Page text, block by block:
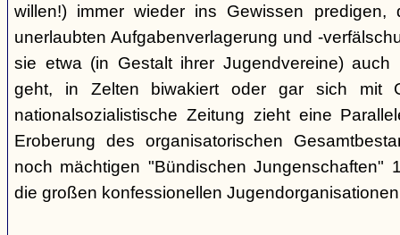
willen!) immer wieder ins Gewissen
unerlaubten Aufgabenverlagerung und -
sie etwa (in Gestalt ihrer Jugendvereine) auch
geht, in Zelten biwakiert oder gar sich mit
nationalsozialistische Zeitung zieht eine
Eroberung des organisatorischen
noch mächtigen "Bündischen Jungenschaften"
die großen konfessionellen